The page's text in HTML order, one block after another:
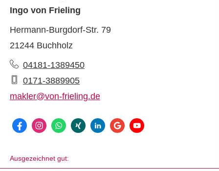
Ingo von Frieling
Hermann-Burgdorf-Str. 79
21244 Buchholz
04181-1389450
0171-3889905
makler@von-frieling.de
Ausgezeichnet gut: